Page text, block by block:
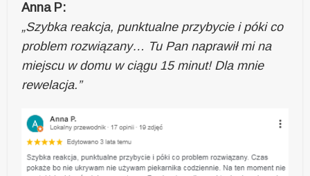
Anna P:
„Szybka reakcja, punktualne przybycie i póki co
problem rozwiązany… Tu Pan naprawił mi na
miejscu w domu w ciągu 15 minut! Dla mnie
rewelacja.”